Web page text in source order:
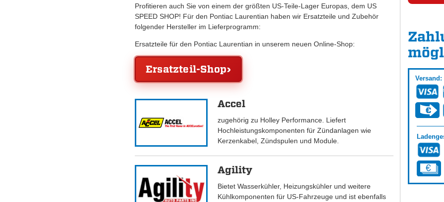
Profitieren auch Sie von einem der größten US-Teile-Lager Europas, dem US
SPEED SHOP! Für den Pontiac Laurentian haben wir Ersatzteile und Zubehör
folgender Hersteller im Lieferprogramm:
Ersatzteile für den Pontiac Laurentian in unserem neuen Online-Shop:
Ersatzteil-Shop
Accel
zugehörig zu Holley Performance. Liefert
Hochleistungskomponenten für Zündanlagen wie
Kerzenkabel, Zündspulen und Module.
Agility
Bietet Wasserkühler, Heizungskühler und weitere
Kühlkomponenten für US-Fahrzeuge und ist ebenfalls
Versand: